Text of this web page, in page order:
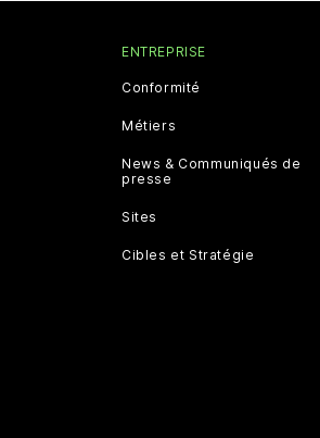
ENTREPRISE
Conformité
Métiers
News & Communiqués de
presse
Sites
Cibles et Stratégie